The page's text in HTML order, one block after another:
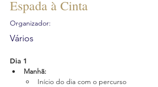
Espada à Cinta
Organizador:
Vários
Dia 1
Manhã:
Início do dia com o percurso